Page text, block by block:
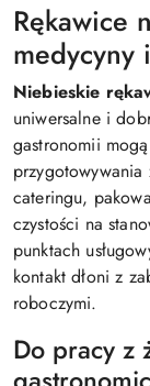
Rękawice
medycyny
Niebieskie
uniwersalne i
gastronomii
cateringu,
czystości na
punktach
kontakt dłoni z
roboczymi.
Do pracy z